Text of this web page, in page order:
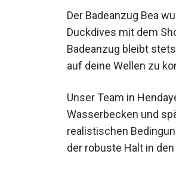
Der Badeanzug Bea
Duckdives mit dem
Badeanzug bleibt
ganz auf deine Wellen
Unser Team in
Wasserbecken und
realistischen
der robuste Halt in